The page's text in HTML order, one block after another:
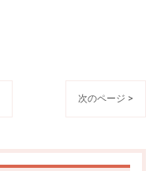
次のページ >